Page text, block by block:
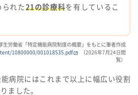
れた 21の診療科を有しているこ
生労働省「特定機能病院制度の概要」をもとに筆者作成
10800000/001018535.pdf
（2026年7月24日閲
覧）
病院にはこれまで以上に幅広い役割
ました。